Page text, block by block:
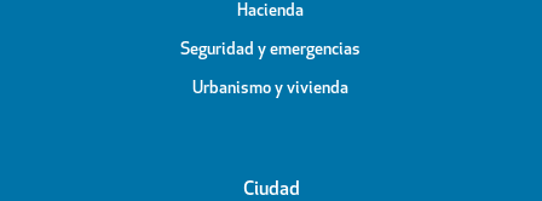
Hacienda
Seguridad y emergencias
Urbanismo y vivienda
Ciudad